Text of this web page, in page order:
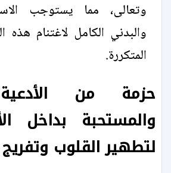
وتعالى، مما يستوجب
والبدني الكامل لاغتنام هذه
المتكررة.
حزمة من الأدعية
والمستحبة بداخل
لتطهير القلوب